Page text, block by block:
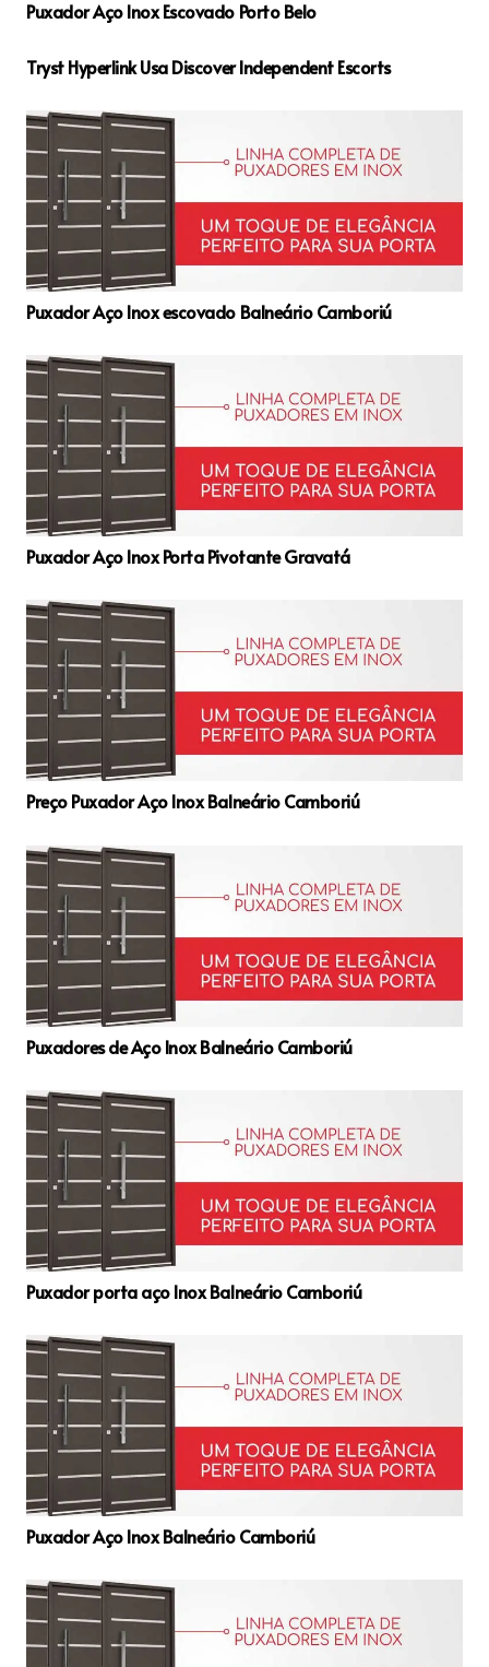
Puxador Aço Inox Escovado Porto Belo
Tryst Hyperlink Usa Discover Independent Escorts
Puxador Aço Inox escovado Balneário Camboriú
Puxador Aço Inox Porta Pivotante Gravatá
Preço Puxador Aço Inox Balneário Camboriú
Puxadores de Aço Inox Balneário Camboriú
Puxador porta aço Inox Balneário Camboriú
Puxador Aço Inox Balneário Camboriú